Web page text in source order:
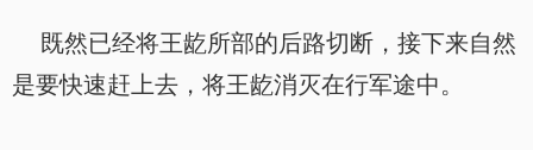
既然已经将王龁所部的后路切断，接下来自然
是要快速赶上去，将王龁消灭在行军途中。